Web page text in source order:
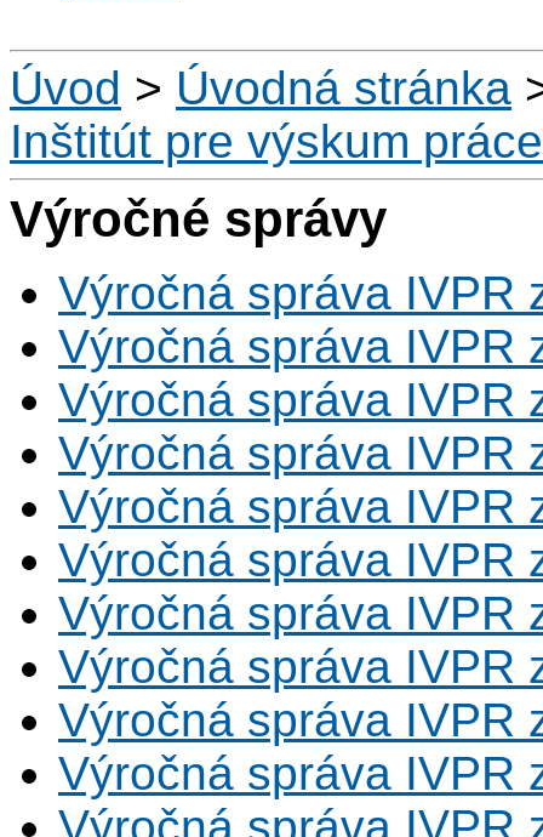
Úvod > Úvodná stránka
Inštitút pre výskum
Výročné správy
Výročná správa IVPR
Výročná správa IVPR
Výročná správa IVPR
Výročná správa IVPR
Výročná správa IVPR
Výročná správa IVPR
Výročná správa IVPR
Výročná správa IVPR
Výročná správa IVPR
Výročná správa IVPR